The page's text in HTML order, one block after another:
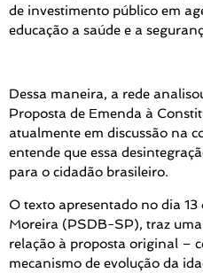
de investimento público em
educação a saúde e a
Dessa maneira, a rede
Proposta de Emenda à
atualmente em discussão na
entende que essa
para o cidadão brasileiro.
O texto apresentado no dia
Moreira (PSDB-SP), traz
relação à proposta original –
mecanismo de evolução da